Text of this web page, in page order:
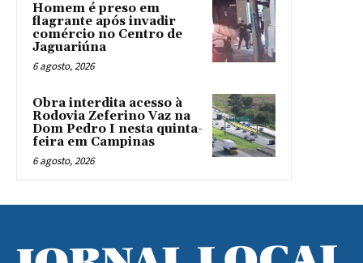
Homem é preso em
flagrante após invadir
comércio no Centro de
Jaguariúna
6 agosto, 2026
Obra interdita acesso à
Rodovia Zeferino Vaz na
Dom Pedro I nesta quinta-
feira em Campinas
6 agosto, 2026